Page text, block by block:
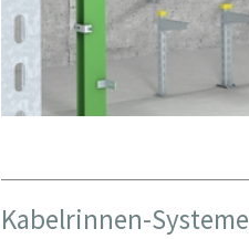
Kabelrinnen-Systeme